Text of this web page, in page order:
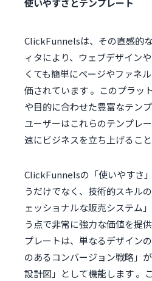
使いやすさとテンプレート
ClickFunnelsは、その直感的
ィタにより、ウェブデザイン
くても簡単にページやファネ
価されています 。このプラッ
や目的に合わせた豊富なテン
ユーザーはこれらのテンプレ
速にビジネスを立ち上げること
ClickFunnelsの「使いやすさ
うだけでなく、技術的スキル
ェッショナルな販売システム
う点で非常に強力な価値を提
プレートは、単なるデザイン
のあるコンバージョン戦略」
設計図」として機能します 。